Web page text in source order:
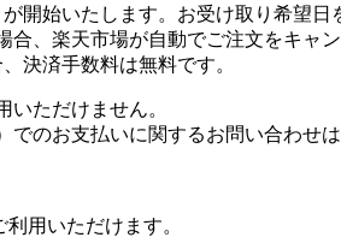
開始いたします。お受け取り希望
、楽天市場が自動でご注文をキャン
決済手数料は無料です。
ただけません。
のお支払いに関するお問い合わせは
用いただけます。